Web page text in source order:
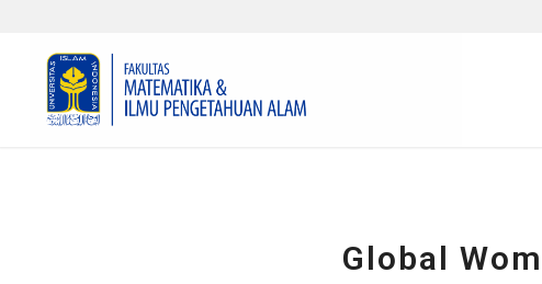
Global